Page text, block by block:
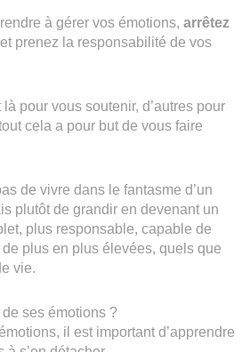
à gérer vos émotions, arrêtez
et prenez la responsabilité de vos
pour vous soutenir, d’autres pour
cela a pour but de vous faire
de vivre dans le fantasme d’un
plutôt de grandir en devenant un
plus responsable, capable de
plus en plus élevées, quels que
vie.
ses émotions ?
il est important d’apprendre